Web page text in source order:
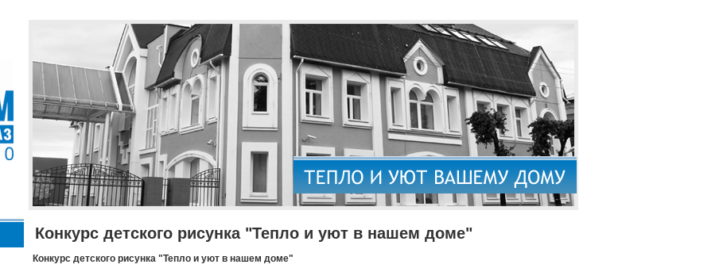
Конкурс детского рисунка "Тепло и уют в нашем доме"
Конкурс детского рисунка "Тепло и уют в нашем доме"